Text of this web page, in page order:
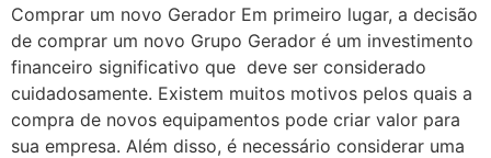
Comprar um novo Gerador Em primeiro lugar, a decisão
de comprar um novo Grupo Gerador é um investimento
financeiro significativo que deve ser considerado
cuidadosamente. Existem muitos motivos pelos quais a
compra de novos equipamentos pode criar valor para
sua empresa. Além disso, é necessário considerar uma